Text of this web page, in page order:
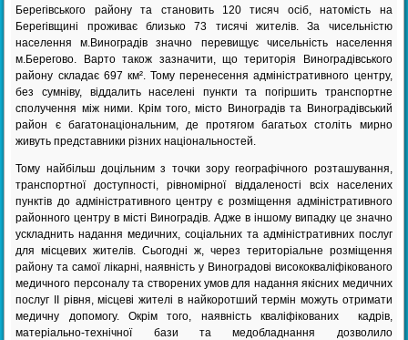
Берегівського району та становить 120 тисяч осіб, натомість на
Берегівщині проживає близько 73 тисячі жителів. За чисельністю
населення м.Виноградів значно перевищує чисельність населення
м.Берегово. Варто також зазначити, що територія Виноградівського
району складає 697 км². Тому перенесення адміністративного центру,
без сумніву, віддалить населені пункти та погіршить транспортне
сполучення між ними. Крім того, місто Виноградів та Виноградівський
район є багатонаціональним, де протягом багатьох століть мирно
живуть представники різних національностей.
Тому найбільш доцільним з точки зору географічного розташування,
транспортної доступності, рівномірної віддаленості всіх населених
пунктів до адміністративного центру є розміщення адміністративного
районного центру в місті Виноградів. Адже в іншому випадку це значно
ускладнить надання медичних, соціальних та адміністративних послуг
для місцевих жителів. Сьогодні ж, через територіальне розміщення
району та самої лікарні, наявність у Виноградові висококваліфікованого
медичного персоналу та створених умов для надання якісних медичних
послуг ІІ рівня, місцеві жителі в найкоротший термін можуть отримати
медичну допомогу. Окрім того, наявність кваліфікованих кадрів,
матеріально-технічної бази та медобладнання дозволило